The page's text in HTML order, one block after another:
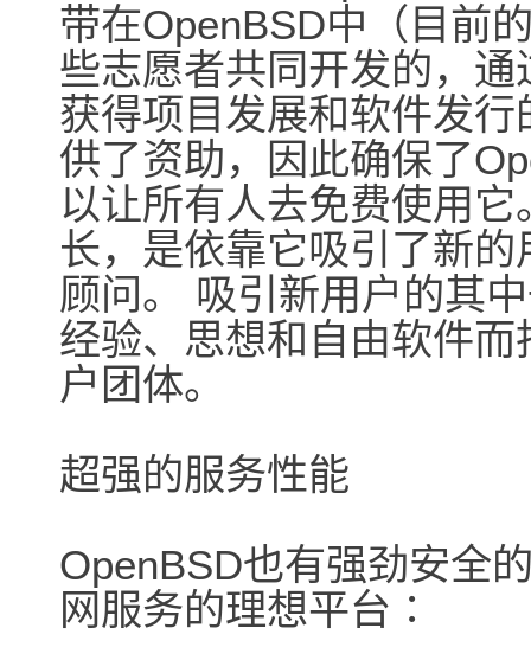
带在OpenBSD中（目前
些志愿者共同开发的，
获得项目发展和软件发
供了资助，因此确保了
以让所有人去免费使用
长，是依靠它吸引了新
顾问。 吸引新用户的其
经验、思想和自由软件
户团体。
超强的服务性能
OpenBSD也有强劲安全
网服务的理想平台∶